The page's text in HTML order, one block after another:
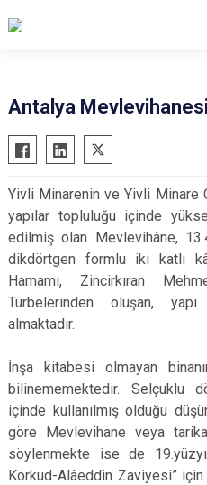
Antalya Mevlevihanesi
Yivli Minarenin ve Yivli Minare
yapılar topluluğu içinde
edilmiş olan Mevlevihâne,
dikdörtgen formlu iki katlı
Hamamı, Zincirkıran
Türbelerinden oluşan,
almaktadır.
İnşa kitabesi olmayan
bilinememektedir. Selçuklu
içinde kullanılmış olduğu
göre Mevlevihane veya
söylenmekte ise de
Korkud-Alâeddin Zaviyesi”